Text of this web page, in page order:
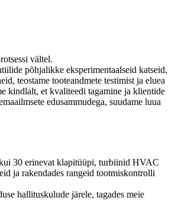
vältel.
põhjalikke eksperimentaalseid katseid,
teostame tooteandmete testimist ja eluea
kindlalt, et kvaliteedi tagamine ja klientide
edusammudega, suudame luua
kui 30 erinevat klapitüüpi, turbiinid HVAC
ja rakendades rangeid tootmiskontrolli
hallituskulude järele, tagades meie